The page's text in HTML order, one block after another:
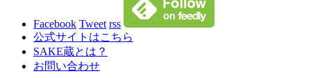
Facebook Tweet rss
公式サイトはこちら
SAKE蔵とは？
お問い合わせ